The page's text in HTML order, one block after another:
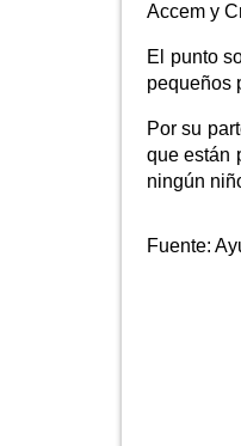
Accem y
El punto
pequeños
Por su
que están
ningún
Fuente: